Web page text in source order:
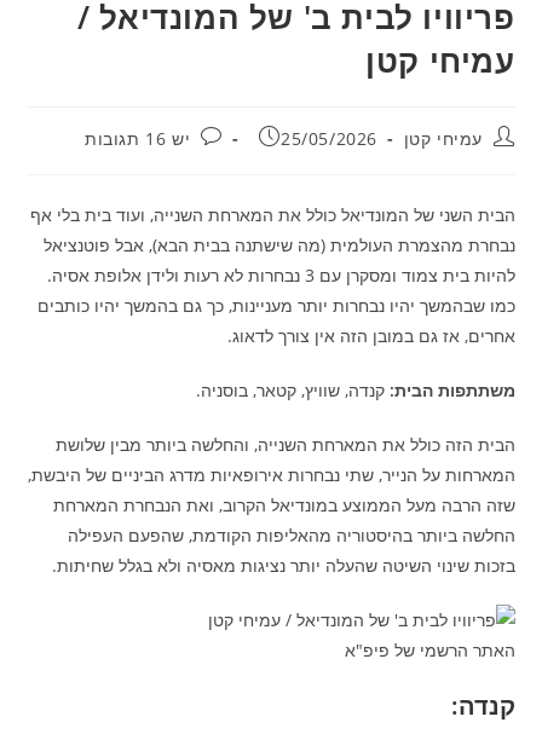
פריוויו לבית ב' של המונדיאל /
עמיחי קטן
מחבר:עמיחי קטן פורסם:
25/05/2026 תגובות:
יש 16 תגובות
הבית השני של המונדיאל כולל את המארחת השנייה, ועוד בית בלי אף
נבחרת מהצמרת העולמית (מה שישתנה בבית הבא), אבל פוטנציאל
להיות בית צמוד ומסקרן עם 3 נבחרות לא רעות ולידן אלופת אסיה.
כמו שבהמשך יהיו נבחרות יותר מעניינות, כך גם בהמשך יהיו כותבים
אחרים, אז גם במובן הזה אין צורך לדאוג.
משתתפות הבית: קנדה, שוויץ, קטאר, בוסניה.
הבית הזה כולל את המארחת השנייה, והחלשה ביותר מבין שלושת
המארחות על הנייר, שתי נבחרות אירופאיות מדרג הביניים של היבשת,
שזה הרבה מעל הממוצע במונדיאל הקרוב, ואת הנבחרת המארחת
החלשה ביותר בהיסטוריה מהאליפות הקודמת, שהפעם העפילה
בזכות שינוי השיטה שהעלה יותר נציגות מאסיה ולא בגלל שחיתות.
האתר הרשמי של פיפ"א
קנדה: